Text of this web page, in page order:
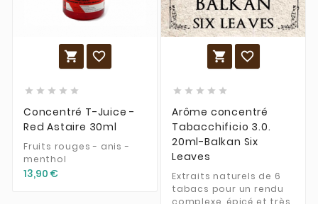
 
    
Concentré T-Juice -
Red Astaire 30ml
Fruits rouges - anis -
menthol
13,90 €
 
    
Arôme concentré
Tabacchificio 3.0.
20ml-Balkan Six
Leaves
Extraits naturels de 6
tabacs pour un rendu
complexe, épicé et très